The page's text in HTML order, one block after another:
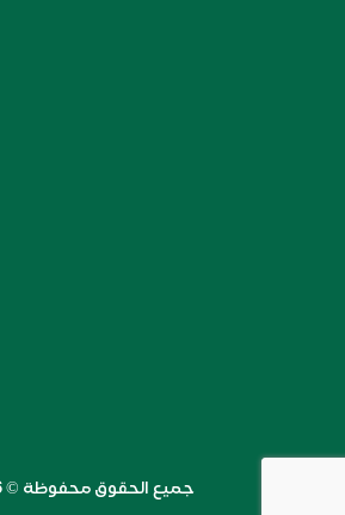
جميع الحقوق محفوظة ©️ 2026